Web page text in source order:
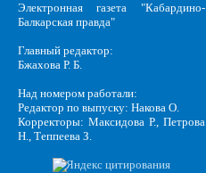
Электронная газета "Кабардино-
Балкарская правда"
Главный редактор:
Бжахова Р. Б.
Над номером работали:
Редактор по выпуску: Накова О.
Корректоры: Максидова Р., Петрова
Н., Теппеева З.